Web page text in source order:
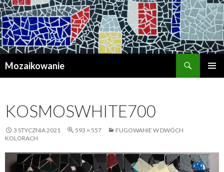
Mozaikowanie
KOSMOSWHITE700
3 STYCZNIA 2021 593 × 557
FUGOWANIE W DWÓCH
KOLORACH